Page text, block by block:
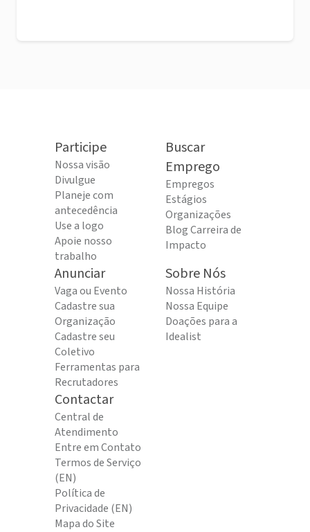
Participe
Nossa visão
Divulgue
Planeje com
antecedência
Use a logo
Apoie nosso
trabalho
Buscar
Emprego
Empregos
Estágios
Organizações
Blog Carreira de
Impacto
Anunciar
Vaga ou Evento
Cadastre sua
Organização
Cadastre seu
Coletivo
Ferramentas para
Recrutadores
Sobre Nós
Nossa História
Nossa Equipe
Doações para a
Idealist
Contactar
Central de
Atendimento
Entre em Contato
Termos de Serviço
(EN)
Política de
Privacidade (EN)
Mapa do Site